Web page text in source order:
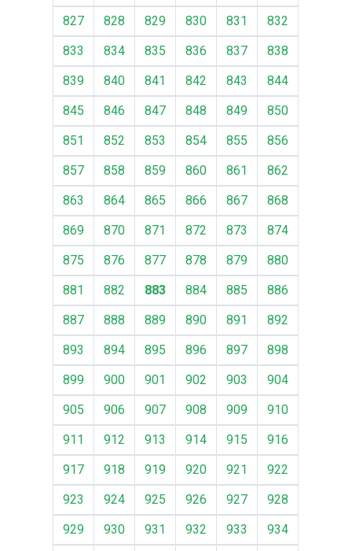
827 828 829 830 831
832
833
834 835 836 837
838
839
840 841 842 843
844
845
846 847 848 849
850
851
852 853 854 855
856
857
858 859 860 861
862
863
864 865 866 867
868
869
870 871 872 873
874
875
876 877 878 879
880
881
882 883 884 885
886
887
888 889 890 891
892
893
894 895 896 897
898
899
900 901 902 903
904
905
906 907 908 909
910
911
912 913 914 915
916
917
918 919 920 921
922
923
924 925 926 927
928
929
930 931 932 933
934